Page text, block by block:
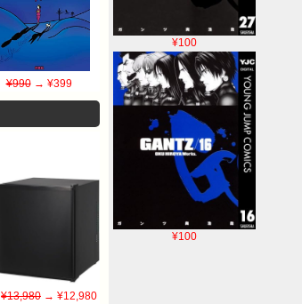
¥100
¥100
¥990→ ¥399
¥13,980 → ¥12,980